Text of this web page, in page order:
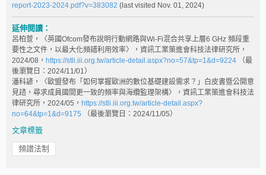
report-2023-2024.pdf?v=383082 (last visited Nov. 01, 2024)
延伸閱讀：
呂柏萱，〈英國Ofcom發布說明行動網路與Wi-Fi混合共享上層6 GHz 頻段重
要性之文件，以最大化頻譜利用效率〉，資訊工業策進會科技法律研究所，
2024/08， https://stli.iii.org.tw/article-detail.aspx?no=57&tp=1&d=9224 （最
後瀏覽日：2024/11/01）
潘科諺，〈歐盟發布「如何掌握歐洲的數位基礎建設需求？」白皮書暨公開意
見諮，尋求成員國間更一致的頻率與海纜監理架構〉，資訊工業策進會科技法
律研究所，2024/05， https://stli.iii.org.tw/article-detail.aspx?
no=64&tp=1&d=9175 （最後瀏覽日：2024/11/05）
文章標籤
頻譜法制